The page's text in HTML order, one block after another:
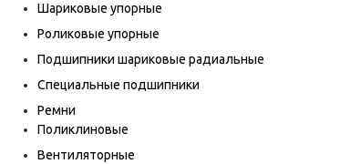
Шариковые упорные
Роликовые упорные
Подшипники шариковые радиальные
Специальные подшипники
Ремни
Поликлиновые
Вентиляторные